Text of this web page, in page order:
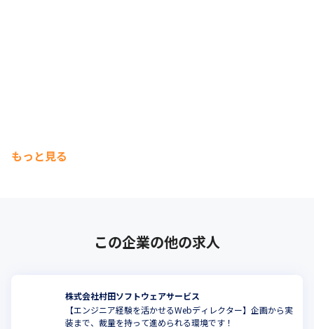
もっと見る
この企業の他の求人
株式会社村田ソフトウェアサービス
【エンジニア経験を活かせるWebディレクター】企画から実
装まで、裁量を持って進められる環境です！